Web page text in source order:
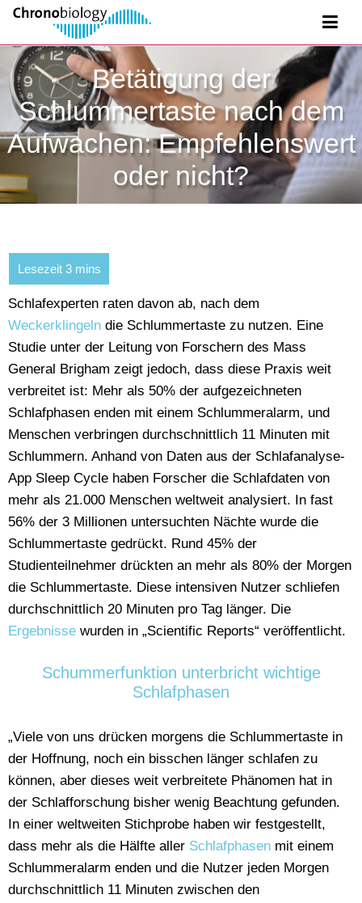
Betätigung der
Schlummertaste nach dem
Aufwachen: Empfehlenswert
oder nicht?
Schlafexperten raten davon ab, nach dem
Weckerklingeln die Schlummertaste zu nutzen. Eine
Studie unter der Leitung von Forschern des Mass
General Brigham zeigt jedoch, dass diese Praxis weit
verbreitet ist: Mehr als 50% der aufgezeichneten
Schlafphasen enden mit einem Schlummeralarm, und
Menschen verbringen durchschnittlich 11 Minuten mit
Schlummern. Anhand von Daten aus der Schlafanalyse-
App Sleep Cycle haben Forscher die Schlafdaten von
mehr als 21.000 Menschen weltweit analysiert. In fast
56% der 3 Millionen untersuchten Nächte wurde die
Schlummertaste gedrückt. Rund 45% der
Studienteilnehmer drückten an mehr als 80% der Morgen
die Schlummertaste. Diese intensiven Nutzer schliefen
durchschnittlich 20 Minuten pro Tag länger. Die
Ergebnisse wurden in „Scientific Reports“ veröffentlicht.
Schummerfunktion unterbricht wichtige
Schlafphasen
„Viele von uns drücken morgens die Schlummertaste in
der Hoffnung, noch ein bisschen länger schlafen zu
können, aber dieses weit verbreitete Phänomen hat in
der Schlafforschung bisher wenig Beachtung gefunden.
In einer weltweiten Stichprobe haben wir festgestellt,
dass mehr als die Hälfte aller Schlafphasen mit einem
Schlummeralarm enden und die Nutzer jeden Morgen
durchschnittlich 11 Minuten zwischen den